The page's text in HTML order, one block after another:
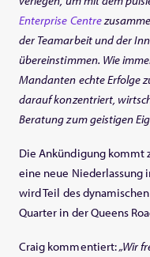
Enterprise Centre
der Teamarbeit und der
übereinstimmen. Wie
Mandanten echte Erfolge
darauf konzentriert,
Beratung zum geistigen
Die Ankündigung kommt
eine neue Niederlassung
wird Teil des
Quarter in der Queens
Craig kommentiert:„Wir